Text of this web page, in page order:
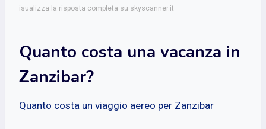
isualizza la risposta completa su skyscanner.it
Quanto costa una vacanza in
Zanzibar?
Quanto costa un viaggio aereo per Zanzibar